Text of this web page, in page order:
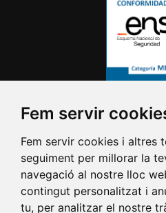
Fem servir
Fem servir cookies i altres
seguiment per millorar la
navegació al nostre lloc
contingut personalitzat i
tu, per analitzar el nostre